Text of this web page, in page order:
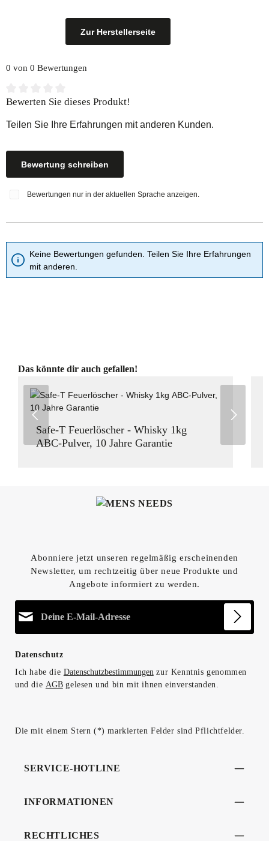
Zur Herstellerseite
0 von 0 Bewertungen
Durchschnittliche Bewertung von 0 von 5 Sternen
Bewerten Sie dieses Produkt!
Teilen Sie Ihre Erfahrungen mit anderen Kunden.
Bewertung schreiben
Bewertungen nur in der aktuellen Sprache anzeigen.
Keine Bewertungen gefunden. Teilen Sie Ihre Erfahrungen
mit anderen.
Produktgalerie überspringen
Das könnte dir auch gefallen!
Safe-T Feuerlöscher - Whisky 1kg
ABC-Pulver, 10 Jahre Garantie
Abonniere jetzt unseren regelmäßig erscheinenden
Newsletter, um rechtzeitig über neue Produkte und
Angebote informiert zu werden.
Datenschutz
Ich habe die Datenschutzbestimmungen zur Kenntnis genommen
und die AGBgelesen und bin mit ihnen einverstanden.
Die mit einem Stern (*) markierten Felder sind Pflichtfelder.
SERVICE-HOTLINE
INFORMATIONEN
RECHTLICHES